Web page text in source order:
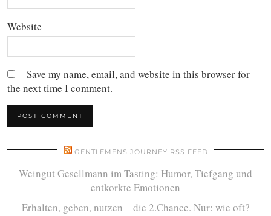
Website
Save my name, email, and website in this browser for
the next time I comment.
GENTLEMENS JOURNEY RSS FEED
Weingut Gesellmann im Tasting: Humor, Tiefgang und
entkorkte Emotionen
Erhalten, geben, nutzen – die 2.Chance. Nur: wie oft?